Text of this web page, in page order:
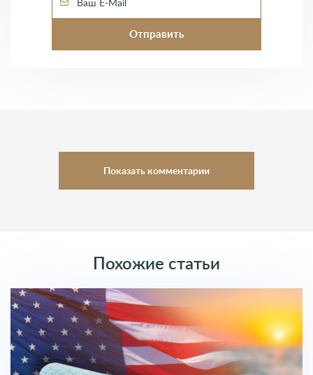
Показать комментарии
Оставить комментарий
Введите Имя
Введите Почту
Ваш комментарий
Похожие статьи